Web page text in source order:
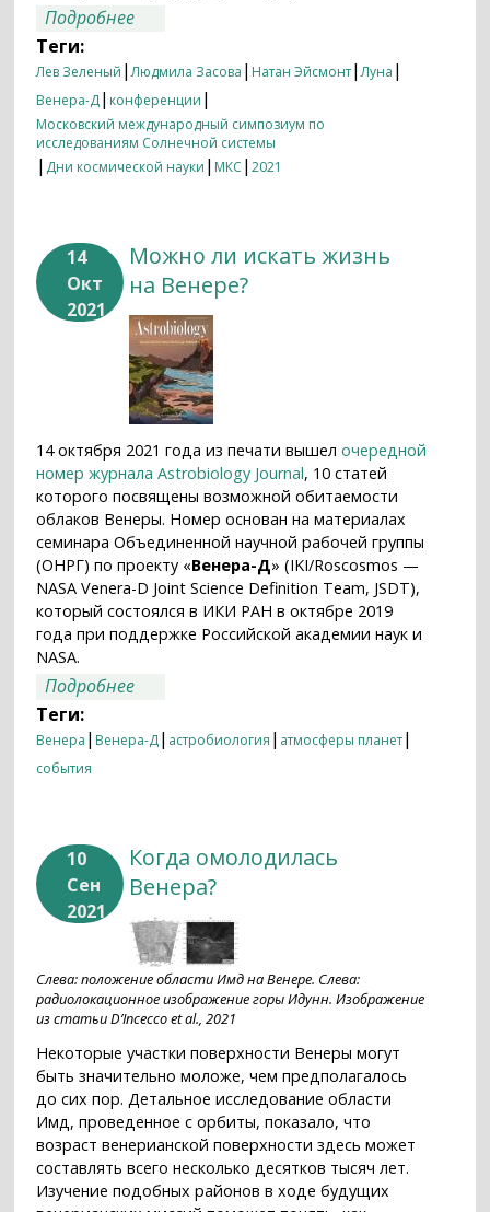
Подробнее
Теги:
Лев Зеленый |Людмила Засова | Натан Эйсмонт|Луна |
Венера-Д| конференции |
Московский международный симпозиум по
исследованиям Солнечной системы
| Дни космической науки | МКС |2021
14
Окт
2021
Можно ли искать жизнь
на Венере?
14 октября 2021 года из печати вышелочередной
номер журнала Astrobiology Journal, 10 статей
которого посвящены возможной обитаемости
облаков Венеры. Номер основан на материалах
семинара Объединенной научной рабочей группы
(ОНРГ) по проекту «Венера-Д» (IKI/Roscosmos —
NASA Venera-D Joint Science Definition Team, JSDT),
который состоялся в ИКИ РАН в октябре 2019
года при поддержке Российской академии наук и
NASA.
Подробнее
Теги:
Венера | Венера-Д| астробиология | атмосферы планет|
события
10
Сен
2021
Когда омолодилась
Венера?
Слева: положение области Имд на Венере. Слева:
радиолокационное изображение горы Идунн. Изображение
из статьи D’Incecco et al., 2021
Некоторые участки поверхности Венеры могут
быть значительно моложе, чем предполагалось
до сих пор. Детальное исследование области
Имд, проведенное с орбиты, показало, что
возраст венерианской поверхности здесь может
составлять всего несколько десятков тысяч лет.
Изучение подобных районов в ходе будущих